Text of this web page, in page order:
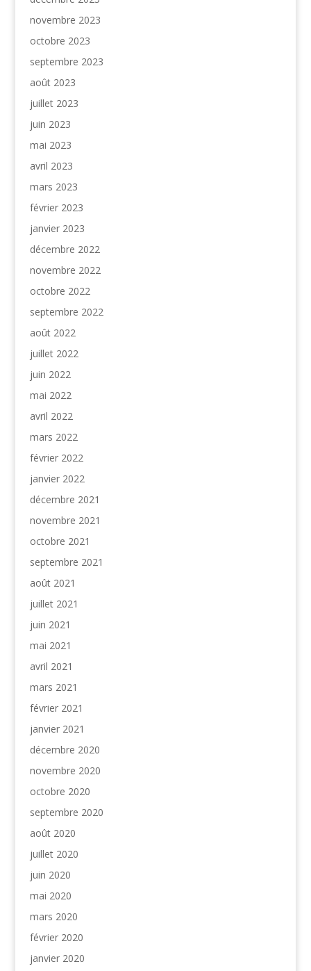
novembre 2023
octobre 2023
septembre 2023
août 2023
juillet 2023
juin 2023
mai 2023
avril 2023
mars 2023
février 2023
janvier 2023
décembre 2022
novembre 2022
octobre 2022
septembre 2022
août 2022
juillet 2022
juin 2022
mai 2022
avril 2022
mars 2022
février 2022
janvier 2022
décembre 2021
novembre 2021
octobre 2021
septembre 2021
août 2021
juillet 2021
juin 2021
mai 2021
avril 2021
mars 2021
février 2021
janvier 2021
décembre 2020
novembre 2020
octobre 2020
septembre 2020
août 2020
juillet 2020
juin 2020
mai 2020
mars 2020
février 2020
janvier 2020